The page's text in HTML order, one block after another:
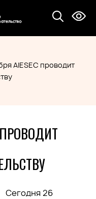
AIESEC проводит
ПРОВОДИТ
Сегодня 26